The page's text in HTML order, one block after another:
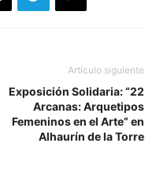
Artículo siguiente
Exposición Solidaria: “22
Arcanas: Arquetipos
Femeninos en el Arte” en
Alhaurín de la Torre